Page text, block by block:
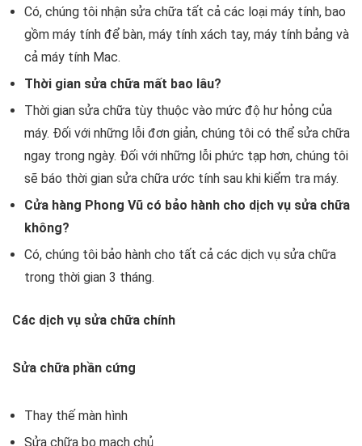
Có, chúng tôi nhận sửa chữa tất cả các loại máy tính, bao
gồm máy tính để bàn, máy tính xách tay, máy tính bảng và
cả máy tính Mac.
Thời gian sửa chữa mất bao lâu?
Thời gian sửa chữa tùy thuộc vào mức độ hư hỏng của
máy. Đối với những lỗi đơn giản, chúng tôi có thể sửa chữa
ngay trong ngày. Đối với những lỗi phức tạp hơn, chúng tôi
sẽ báo thời gian sửa chữa ước tính sau khi kiểm tra máy.
Cửa hàng Phong Vũ có bảo hành cho dịch vụ sửa chữa
không?
Có, chúng tôi bảo hành cho tất cả các dịch vụ sửa chữa
trong thời gian 3 tháng.
Các dịch vụ sửa chữa chính
Sửa chữa phần cứng
Thay thế màn hình
Sửa chữa bo mạch chủ